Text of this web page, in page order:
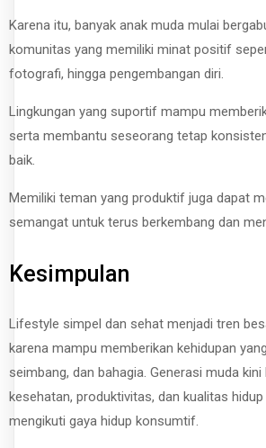
Karena itu, banyak anak muda mulai
komunitas yang memiliki minat positif
fotografi, hingga pengembangan diri.
Lingkungan yang suportif mampu
serta membantu seseorang tetap
baik.
Memiliki teman yang produktif juga dapat
semangat untuk terus berkembang dan
Kesimpulan
Lifestyle simpel dan sehat menjadi tren
karena mampu memberikan kehidupan
seimbang, dan bahagia. Generasi muda
kesehatan, produktivitas, dan kualitas
mengikuti gaya hidup konsumtif.